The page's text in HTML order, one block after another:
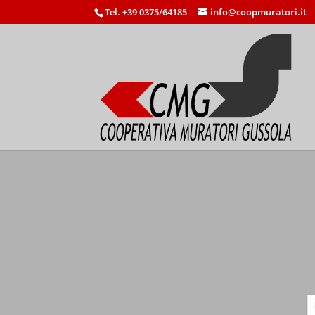
Tel. +39 0375/64185 info@coopmuratori.it